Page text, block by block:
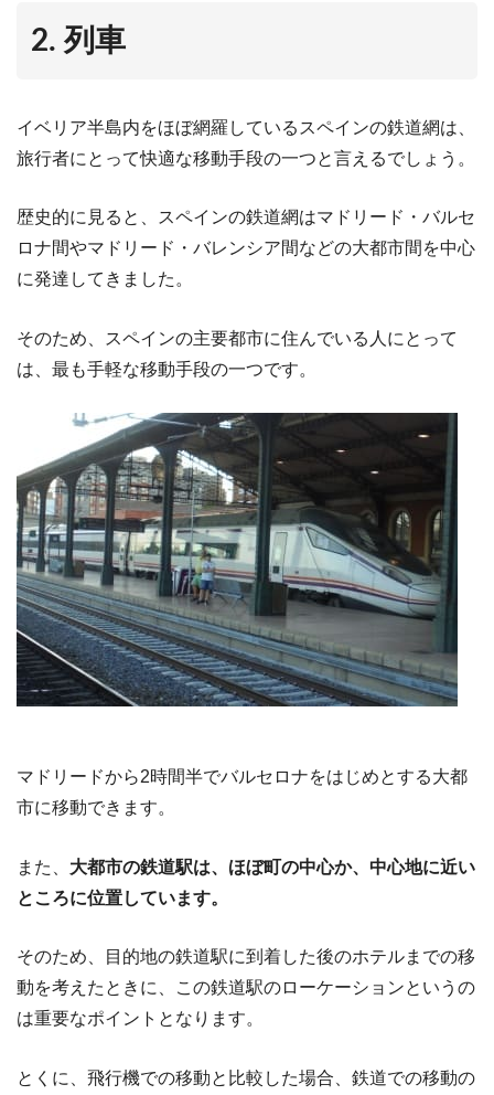
2. 列車
イベリア半島内をほぼ網羅しているスペインの鉄道網は、
旅行者にとって快適な移動手段の一つと言えるでしょう。
歴史的に見ると、スペインの鉄道網はマドリード・バルセ
ロナ間やマドリード・バレンシア間などの大都市間を中心
に発達してきました。
そのため、スペインの主要都市に住んでいる人にとって
は、最も手軽な移動手段の一つです。
マドリードから2時間半でバルセロナをはじめとする大都
市に移動できます。
また、 大都市の鉄道駅は、ほぼ町の中心か、中心地に近い
ところに位置しています。
そのため、目的地の鉄道駅に到着した後のホテルまでの移
動を考えたときに、この鉄道駅のローケーションというの
は重要なポイントとなります。
とくに、飛行機での移動と比較した場合、鉄道での移動の